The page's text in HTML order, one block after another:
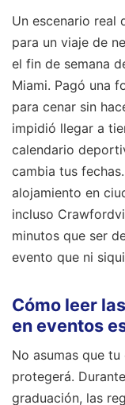
Un escenario real
para un viaje de
el fin de semana
Miami. Pagó una
para cenar sin
impidió llegar a
calendario
cambia tus
alojamiento en
incluso
minutos que ser
evento que ni
Cómo leer
en eventos
No asumas que
protegerá.
graduación, las